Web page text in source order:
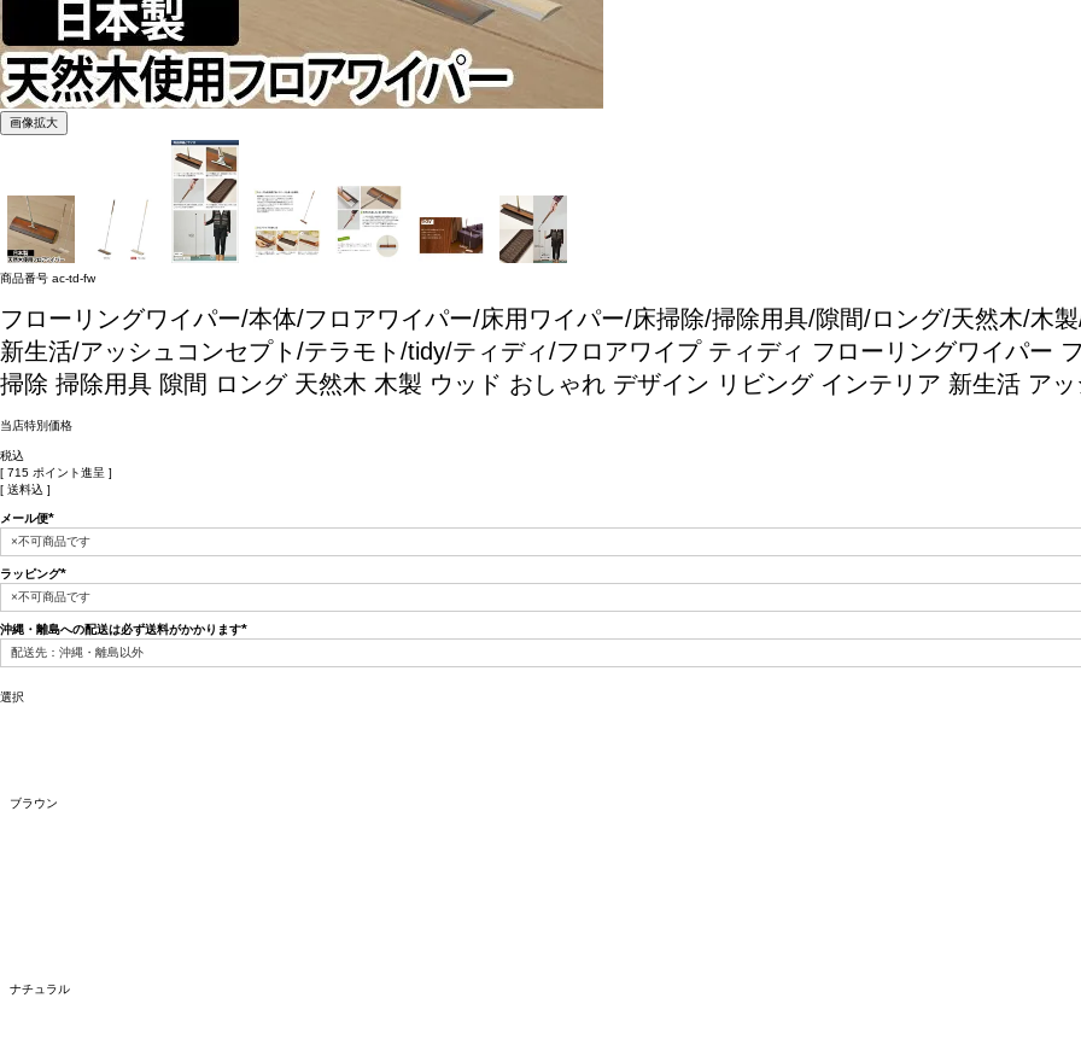
画像拡大
商品番号 ac-td-fw
フローリングワイパー/本体/フロアワイパー/床用ワイパー/床掃除/掃除用具/隙間/ロング/天然木/木
新生活/アッシュコンセプト/テラモト/tidy/ティディ/フロアワイプ ティディ フローリングワイパー
掃除 掃除用具 隙間 ロング 天然木 木製 ウッド おしゃれ デザイン リビング インテリア 新生活 ア
当店特別価格
税込
[ 715 ポイント進呈 ]
送料込
メール便
(必
須)
ラッピング
(必
沖縄・離島への配送は必ず送料がかかります
選択
ブラウン
ナチュラル